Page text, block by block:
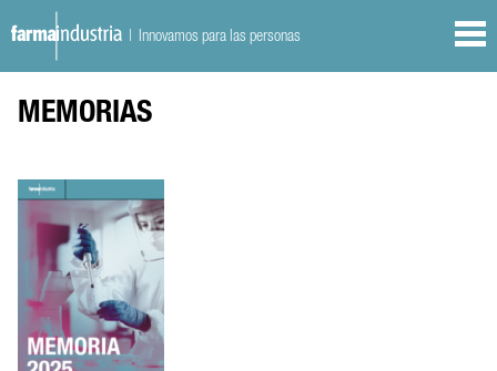
| Innovamos para las personas
MEMORIAS